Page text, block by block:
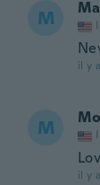
M
il y
M
il y